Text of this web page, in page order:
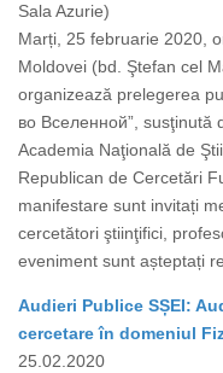
Sala Azurie)
Marți, 25 februarie 2020,
Moldovei (bd. Ştefan cel
organizează prelegerea
во Вселенной”, susţinută
Academia Naţională de
Republican de Cercetări
manifestare sunt invitați
cercetători ştiinţifici,
eveniment sunt așteptați
Audieri Publice SȘEI:
cercetare în domeniul
25.02.2020